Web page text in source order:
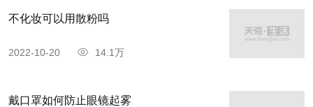
不化妆可以用散粉吗
2022-10-20 14.1万
戴口罩如何防止眼镜起雾